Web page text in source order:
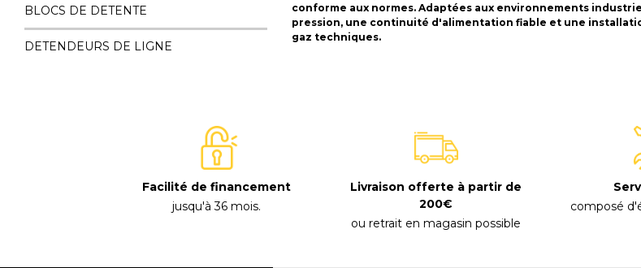
BLOCS DE DETENTE
DETENDEURS DE LIGNE
conforme aux normes. Adaptées aux environnements
pression, une continuité d'alimentation fiable et une
gaz techniques.
Facilité de financement
jusqu'à 36 mois.
Livraison offerte à partir de
200€
ou retrait en magasin possible
composé